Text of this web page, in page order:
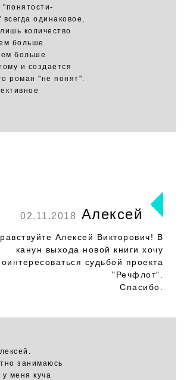
одинаковое,
количество
больше
больше
и создаётся
роман "не понят".
02.11.2018 Алексей
Алексей Викторович! В
канун выхода новой книги хочу
судьбой проекта
"Речфлот".
Спасибо.
занимаюсь
меня куча